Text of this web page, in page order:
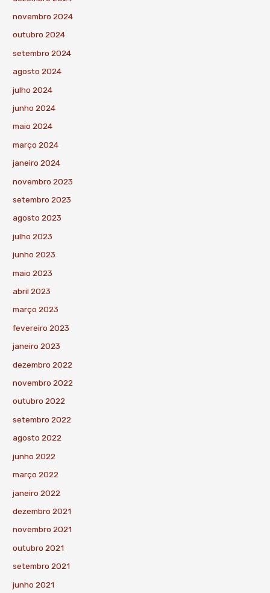
novembro 2024
outubro 2024
setembro 2024
agosto 2024
julho 2024
junho 2024
maio 2024
março 2024
janeiro 2024
novembro 2023
setembro 2023
agosto 2023
julho 2023
junho 2023
maio 2023
abril 2023
março 2023
fevereiro 2023
janeiro 2023
dezembro 2022
novembro 2022
outubro 2022
setembro 2022
agosto 2022
junho 2022
março 2022
janeiro 2022
dezembro 2021
novembro 2021
outubro 2021
setembro 2021
junho 2021